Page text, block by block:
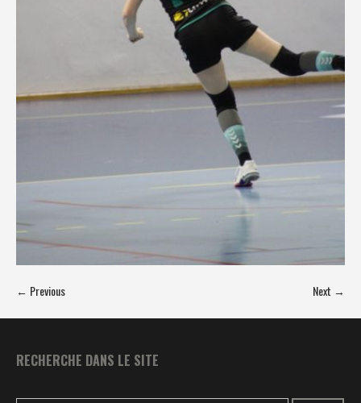
← Previous Next →
RECHERCHE DANS LE SITE